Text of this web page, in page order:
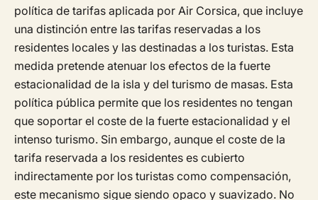
política de tarifas aplicada por Air Corsica, que incluye
una distinción entre las tarifas reservadas a los
residentes locales y las destinadas a los turistas. Esta
medida pretende atenuar los efectos de la fuerte
estacionalidad de la isla y del turismo de masas. Esta
política pública permite que los residentes no tengan
que soportar el coste de la fuerte estacionalidad y el
intenso turismo. Sin embargo, aunque el coste de la
tarifa reservada a los residentes es cubierto
indirectamente por los turistas como compensación,
este mecanismo sigue siendo opaco y suavizado. No